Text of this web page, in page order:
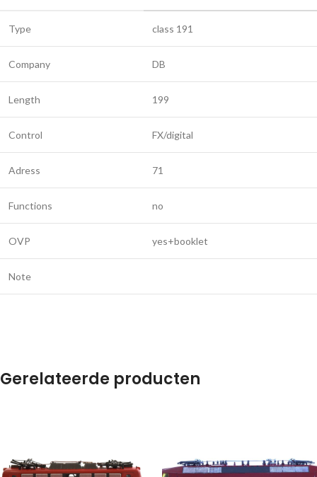
Type class 191
Company DB
Length 199
Control FX/digital
Adress 71
Functions no
OVP yes+booklet
Note
Gerelateerde producten